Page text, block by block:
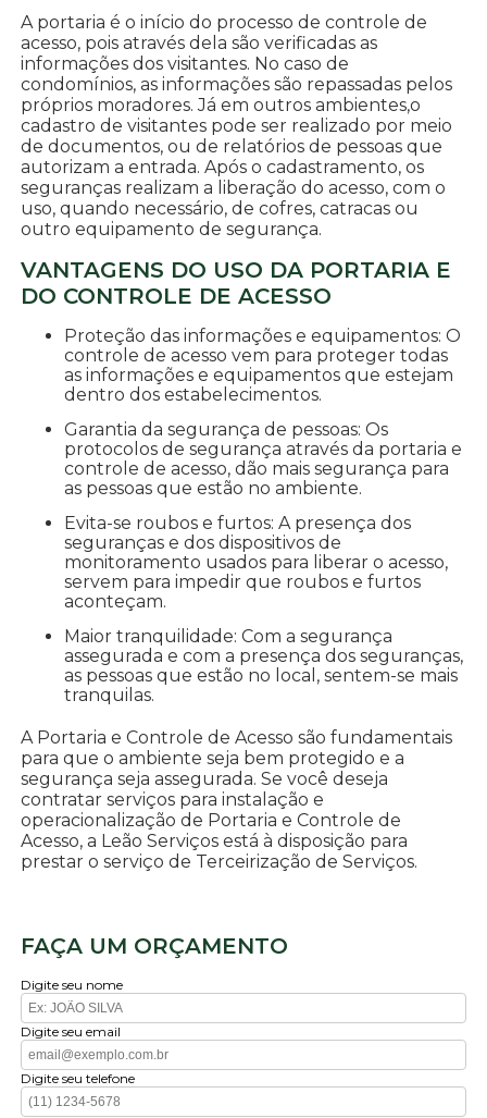
A portaria é o início do processo de controle de
acesso, pois através dela são verificadas as
informações dos visitantes. No caso de
condomínios, as informações são repassadas pelos
próprios moradores. Já em outros ambientes,o
cadastro de visitantes pode ser realizado por meio
de documentos, ou de relatórios de pessoas que
autorizam a entrada. Após o cadastramento, os
seguranças realizam a liberação do acesso, com o
uso, quando necessário, de cofres, catracas ou
outro equipamento de segurança.
VANTAGENS DO USO DA PORTARIA E
DO CONTROLE DE ACESSO
Proteção das informações e equipamentos: O
controle de acesso vem para proteger todas
as informações e equipamentos que estejam
dentro dos estabelecimentos.
Garantia da segurança de pessoas: Os
protocolos de segurança através da portaria e
controle de acesso, dão mais segurança para
as pessoas que estão no ambiente.
Evita-se roubos e furtos: A presença dos
seguranças e dos dispositivos de
monitoramento usados para liberar o acesso,
servem para impedir que roubos e furtos
aconteçam.
Maior tranquilidade: Com a segurança
assegurada e com a presença dos seguranças,
as pessoas que estão no local, sentem-se mais
tranquilas.
A Portaria e Controle de Acesso são fundamentais
para que o ambiente seja bem protegido e a
segurança seja assegurada. Se você deseja
contratar serviços para instalação e
operacionalização de Portaria e Controle de
Acesso, a Leão Serviços está à disposição para
prestar o serviço de Terceirização de Serviços.
FAÇA UM ORÇAMENTO
Digite seu nome
Digite seu email
Digite seu telefone